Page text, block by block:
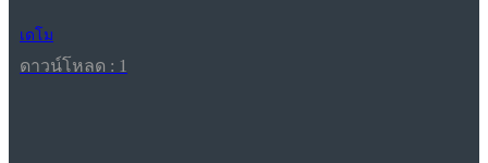
เดโม
ดาวน์โหลด : 1